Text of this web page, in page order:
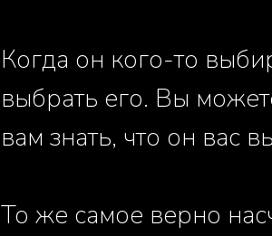
Когда он кого-то
выбрать его. Вы
вам знать, что он вас
То же самое верно